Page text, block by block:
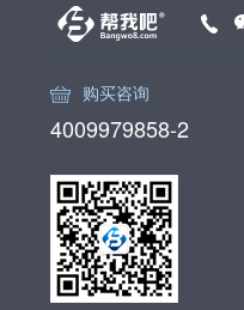
购买咨询
4009979858-2